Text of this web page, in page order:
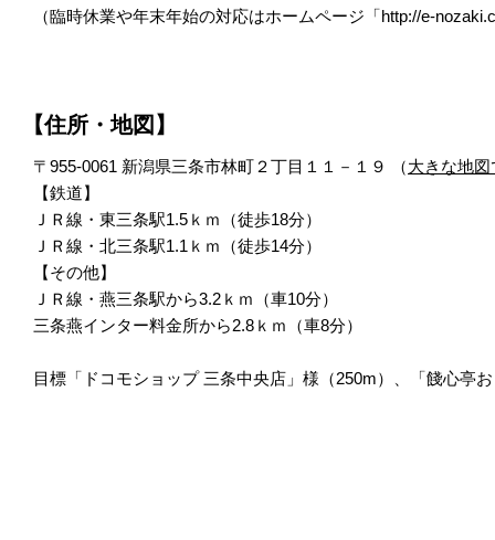
（臨時休業や年末年始の対応はホームページ「http://e-
【住所・地図】
〒955-0061 新潟県三条市林町２丁目１１－１９ （大きな地図
【鉄道】
ＪＲ線・東三条駅1.5ｋｍ（徒歩18分）
ＪＲ線・北三条駅1.1ｋｍ（徒歩14分）
【その他】
ＪＲ線・燕三条駅から3.2ｋｍ（車10分）
三条燕インター料金所から2.8ｋｍ（車8分）
目標「ドコモショップ 三条中央店」様（250m）、「餞心亭